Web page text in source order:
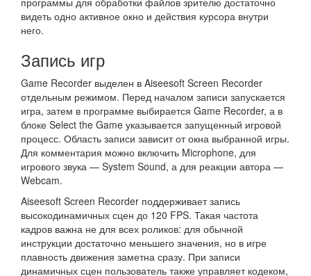
видеть одно активное окно и действия курсора внутри
него.
Запись игр
Game Recorder выделен в Aiseesoft Screen Recorder
отдельным режимом. Перед началом записи запускается
игра, затем в программе выбирается Game Recorder, а в
блоке Select the Game указывается запущенный игровой
процесс. Область записи зависит от окна выбранной игры.
Для комментария можно включить Microphone, для
игрового звука — System Sound, а для реакции автора —
Webcam.
Aiseesoft Screen Recorder поддерживает запись
высокодинамичных сцен до 120 FPS. Такая частота
кадров важна не для всех роликов: для обычной
инструкции достаточно меньшего значения, но в игре
плавность движения заметна сразу. При записи
динамичных сцен пользователь также управляет кодеком,